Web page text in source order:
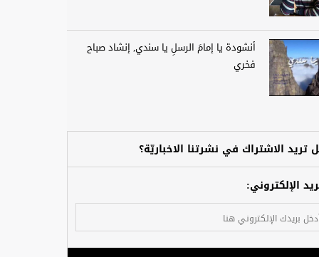
أنشودة يا إمامَ الرسلِ يا سندي, إنشاد صباح
فخري
تريد الاشتراك في نشرتنا الاخباريّة؟
الإلكتروني: